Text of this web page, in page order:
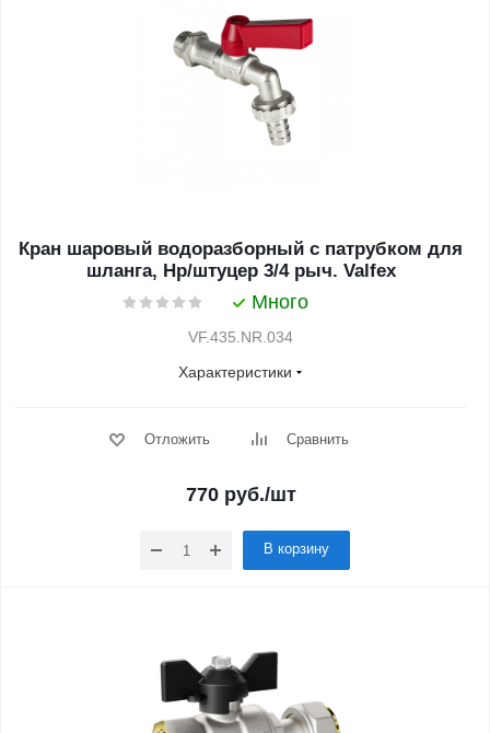
Кран шаровый водоразборный с патрубком для
шланга, Нр/штуцер 3/4 рыч. Valfex
Много
VF.435.NR.034
Характеристики
Отложить Сравнить
770 руб./шт
В корзину